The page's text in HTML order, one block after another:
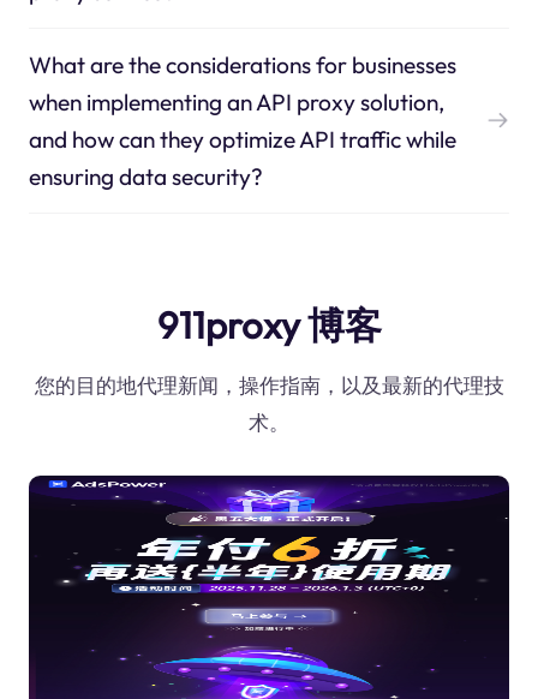
What are the considerations for businesses
when implementing an API proxy solution,
and how can they optimize API traffic while
ensuring data security?
911proxy 博客
您的目的地代理新闻，操作指南，以及最新的代理技
术。